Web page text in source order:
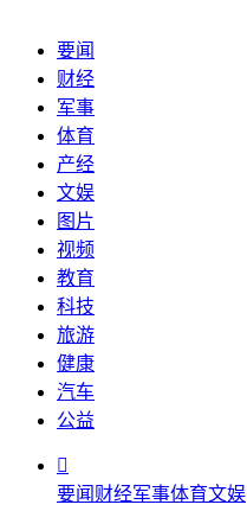
要闻
财经
军事
体育
产经
文娱
图片
视频
教育
科技
旅游
健康
汽车
公益

要闻 财经军事体育文娱